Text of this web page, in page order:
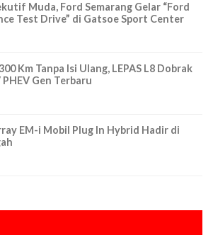
Muda, Ford Semarang Gelar “Ford
Test Drive” di Gatsoe Sport Center
Km Tanpa Isi Ulang, LEPAS L8 Dobrak
PHEV Gen Terbaru
EM-i Mobil Plug In Hybrid Hadir di